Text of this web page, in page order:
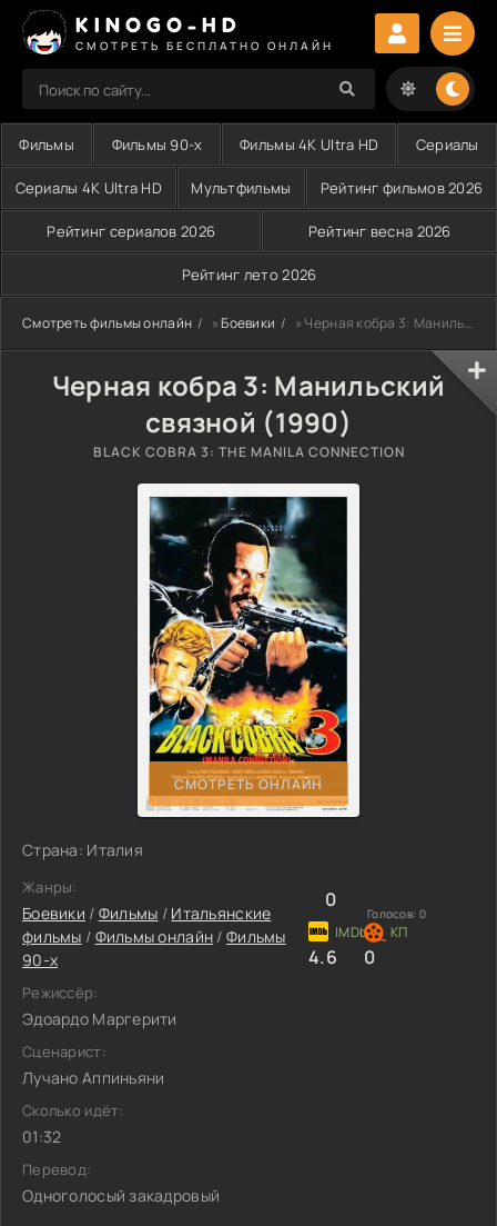
KINOGO-HD
СМОТРЕТЬ БЕСПЛАТНО ОНЛАЙН
Фильмы Фильмы 90-х Фильмы 4K Ultra HD Сериалы
Сериалы 4K Ultra HD Мультфильмы Рейтинг фильмов 2026
Рейтинг сериалов 2026 Рейтинг весна 2026
Рейтинг лето 2026
Смотреть фильмы онлайн »Боевики » Черная кобра 3: Манильский связной (1990)
Черная кобра 3: Манильский
связной (1990)
BLACK COBRA 3: THE MANILA CONNECTION
СМОТРЕТЬ ОНЛАЙН
Страна: Италия
Жанры:
Боевики / Фильмы / Итальянские
фильмы / Фильмы онлайн /Фильмы
90-х
Режиссёр:
Эдоардо Маргерити
Сценарист:
Лучано Аппиньяни
Сколько идёт:
01:32
Перевод:
Одноголосый закадровый
0
Голосов: 0
4.6 0